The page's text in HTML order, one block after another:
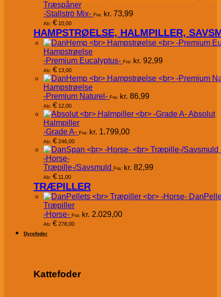
Træspåner
-Stallströ Mix- Fra: kr. 73,99
Ab: € 10,00
HAMPSTRØELSE, HALMPILLER,
Hampstrøelse
-Premium Eucalyptus- Fra: kr. 92,99
Ab: € 13,00
Hampstrøelse
-Premium Naturel- Fra: kr. 86,99
Ab: € 12,00
Absolut
Halmpiller
-Grade A- Fra: kr. 1.799,00
Ab: € 246,00
-Horse-
Træpille-/Savsmuld Fra: kr. 82,99
Ab: € 11,00
TRÆPILLER
Træpiller
-Horse- Fra: kr. 2.029,00
Ab: € 278,00
Dyrefoder
Kattefoder